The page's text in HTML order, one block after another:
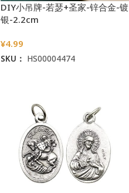
DIY小吊牌-若瑟+圣家-锌合金-镀
银-2.2cm
¥4.99
SKU： HS00004474